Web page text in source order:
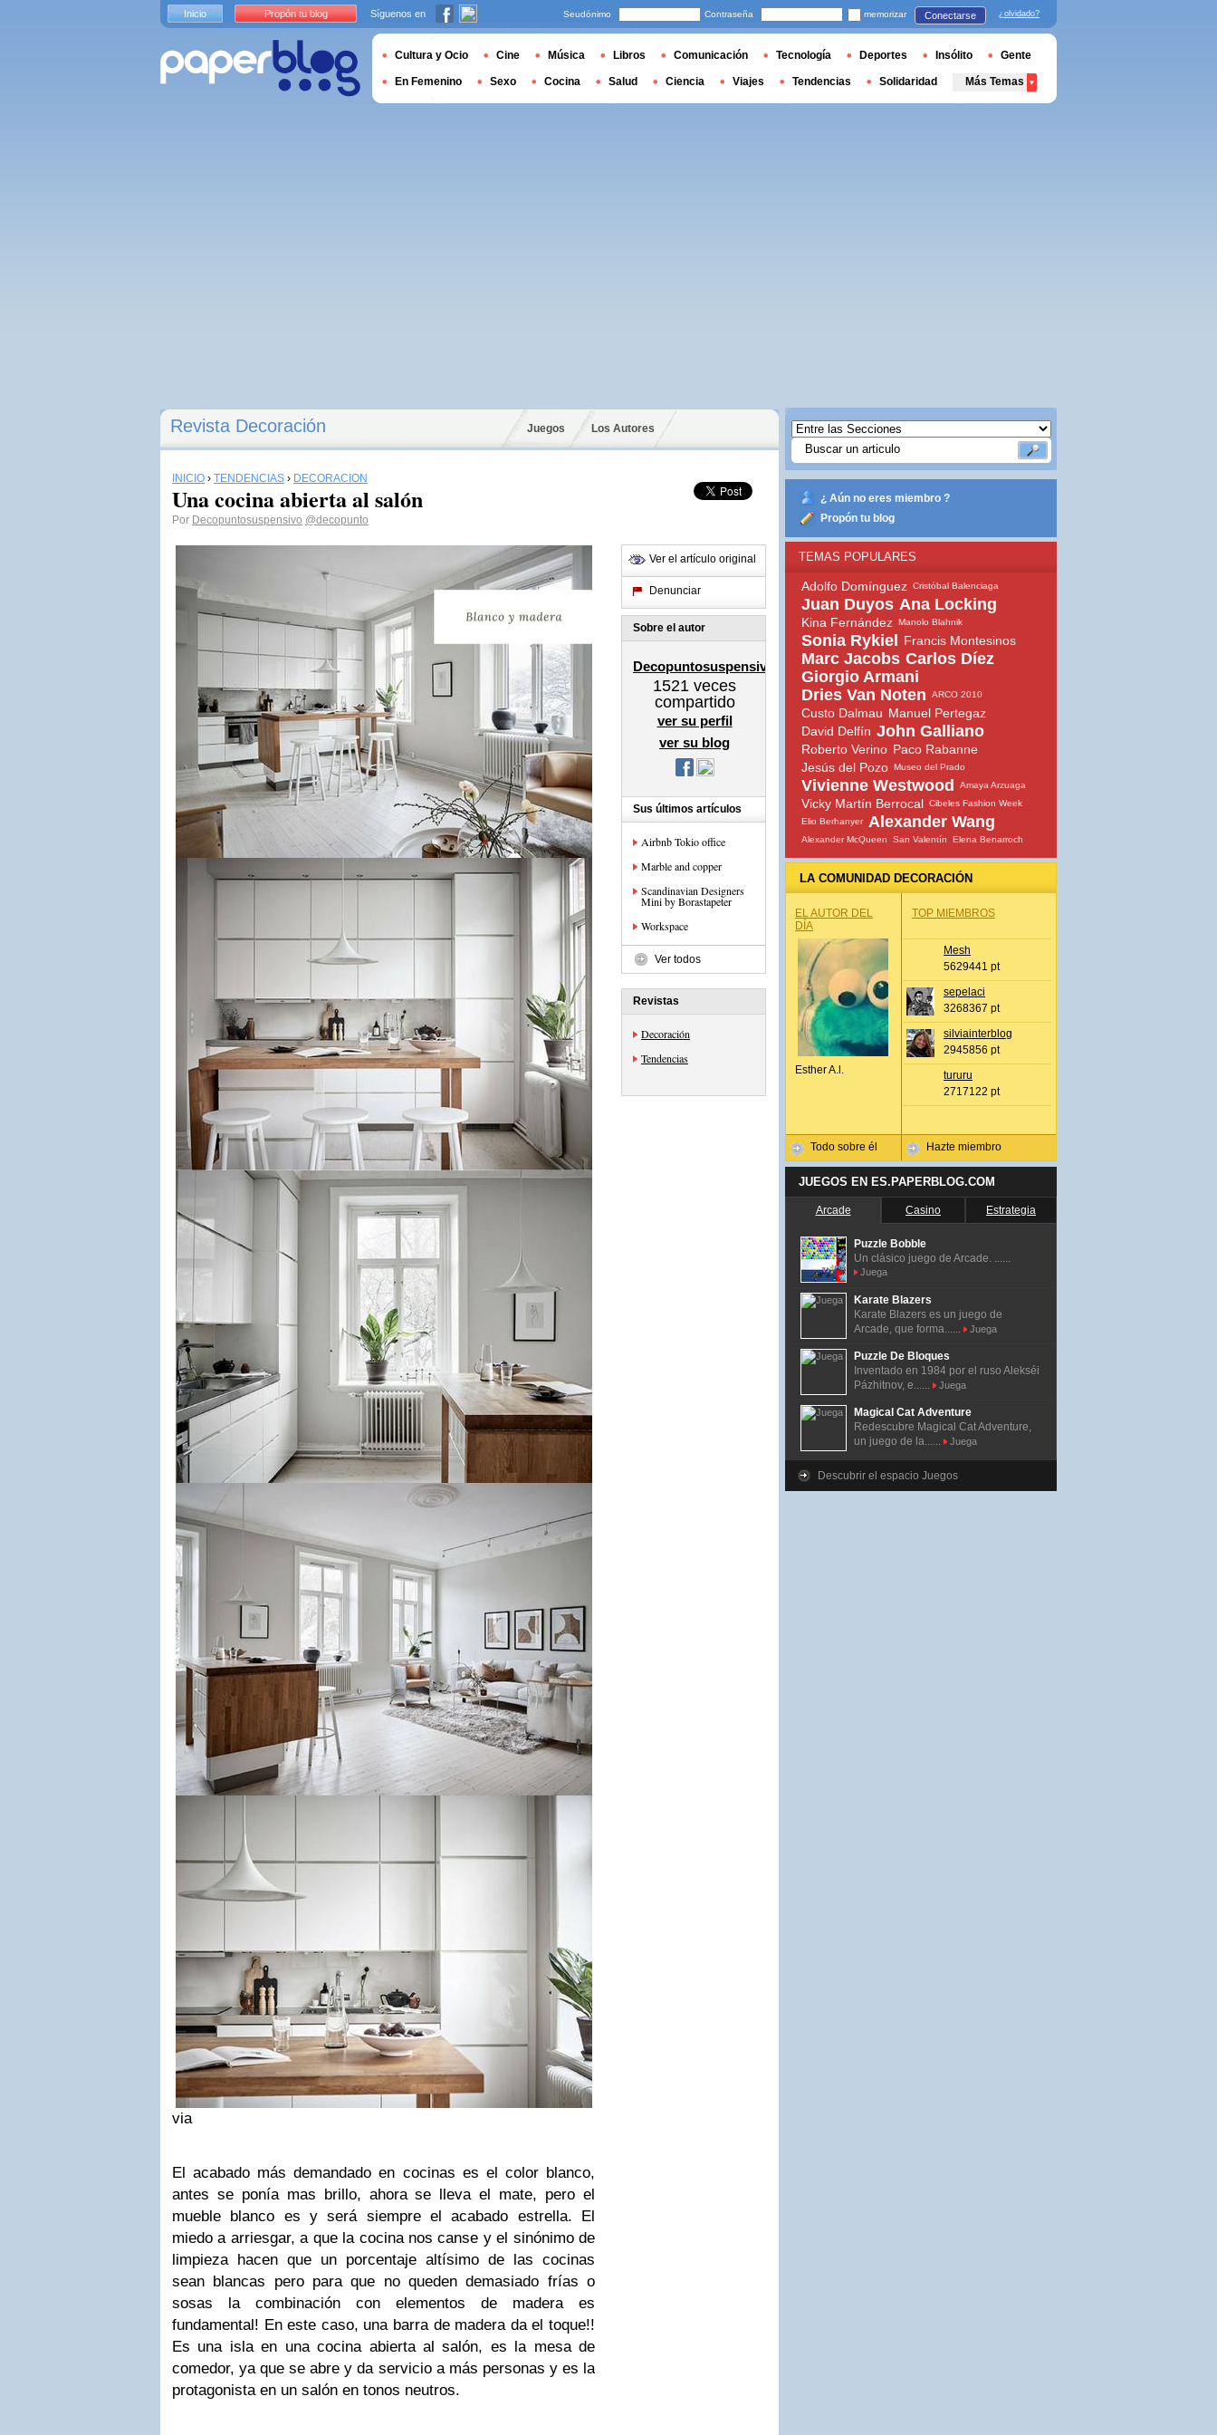
Revista Decoración Juegos Los Autores
INICIO › TENDENCIAS › DECORACIÓN
Una cocina abierta al salón
Por Decopuntosuspensivo @decopunto
via
El acabado más demandado en cocinas es el color blanco,
antes se ponía mas brillo, ahora se lleva el mate, pero el
mueble blanco es y será siempre el acabado estrella. El
miedo a arriesgar, a que la cocina nos canse y el sinónimo de
limpieza hacen que un porcentaje altísimo de las cocinas
sean blancas pero para que no queden demasiado frías o
sosas la combinación con elementos de madera es
fundamental! En este caso, una barra de madera da el toque!!
Es una isla en una cocina abierta al salón, es la mesa de
comedor, ya que se abre y da servicio a más personas y es la
protagonista en un salón en tonos neutros.
Ver el artículo original
Denunciar
Sobre el autor
Decopuntosuspensivo
1521 veces
compartido
ver su perfil
ver su blog
Sus últimos artículos
Airbnb Tokio office
Marble and copper
Scandinavian Designers
Mini by Borastapeter
Workspace
Ver todos
Revistas
Decoración
Tendencias
¿ Aún no eres miembro ?
Propón tu blog
TEMAS POPULARES
Adolfo Domínguez Cristóbal Balenciaga
Juan Duyos Ana Locking
Kina Fernández Manolo Blahnik
Sonia Rykiel Francis Montesinos
Marc Jacobs Carlos Díez
Giorgio Armani
Dries Van Noten
ARCO 2010
Custo Dalmau Manuel Pertegaz
David Delfín John Galliano
Roberto Verino Paco Rabanne
Jesús del Pozo Museo del Prado
Vivienne Westwood Amaya Arzuaga
Vicky Martín Berrocal Cibeles Fashion Week
Elio Berhanyer Alexander Wang
Alexander McQueen San Valentín Elena Benarroch
LA COMUNIDAD DECORACIÓN
EL AUTOR DEL
DÍA
Esther A.l.
Todo sobre él
TOP MIEMBROS
Mesh
5629441 pt
sepelaci
3268367 pt
silviainterblog
2945856 pt
tururu
2717122 pt
Hazte miembro
JUEGOS EN ES.PAPERBLOG.COM
Arcade Casino Estrategia
Puzzle Bobble
Un clásico juego de Arcade. ......
Juega
Karate Blazers
Karate Blazers es un juego de
Arcade, que forma......
Juega
Puzzle De Bloques
Inventado en 1984 por el ruso Alekséi
Pázhitnov, e......
Juega
Magical Cat Adventure
Redescubre Magical Cat Adventure,
un juego de la......
Juega
Descubrir el espacio Juegos
Inicio Propón tu blog Síguenos en Seudónimo Contraseña memorizar Conectarse ¿olvidado?
Cultura y Ocio Cine Música Libros Comunicación Tecnología Deportes Insólito Gente
En Femenino Sexo Cocina Salud Ciencia Viajes Tendencias Solidaridad Más Temas